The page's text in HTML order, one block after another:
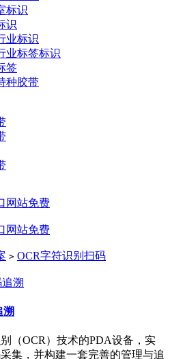
标识
识
业标识
业标签标识
签
种胶带
网站免费
网站免费
> OCR字符识别扫码
溯
OCR）技术的PDA设备，实
，并构建一套完善的管理与追